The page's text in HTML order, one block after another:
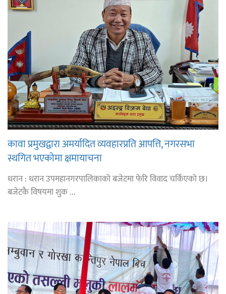
कावा प्रमुखद्वारा अमर्यादित व्यवहारप्रति आपत्ति, नगरसभा
स्थगित भएकोमा क्षमायाचना
धरान : धरान उपमहानगरपालिकाको बजेटमा फेरि विवाद चर्किएको छ।
बजेटकै विषयमा शुक ...